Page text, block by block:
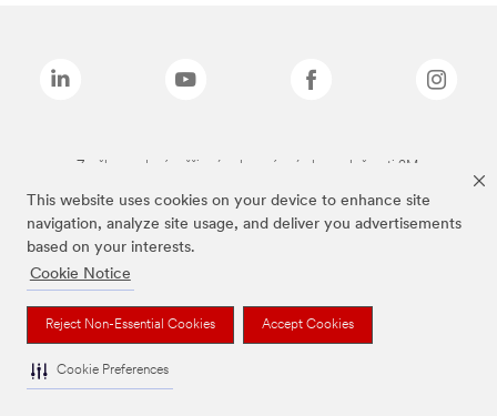
This website uses cookies on your device to enhance site
navigation, analyze site usage, and deliver you advertisements
based on your interests.
Cookie Notice
Reject Non-Essential Cookies Accept Cookies
Cookie Preferences
Značky uvedené vyššie sú ochranné známky spoločnosti 3M.